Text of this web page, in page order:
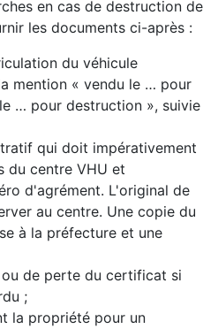
en cas de destruction de
les documents ci-après :
du véhicule
mention « vendu le … pour
… pour destruction », suivie
qui doit impérativement
du centre VHU et
d'agrément. L'original de
au centre. Une copie du
à la préfecture et une
de perte du certificat si
;
la propriété pour un